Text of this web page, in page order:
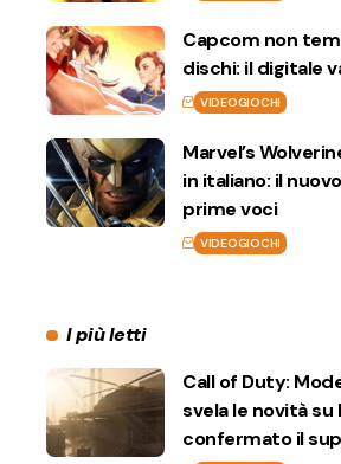
Capcom non
dischi: il digitale
VIDEOGIOCHI
Marvel’s
in italiano: il
prime voci
VIDEOGIOCHI
I più letti
Call of Duty:
svela le novità su
confermato il